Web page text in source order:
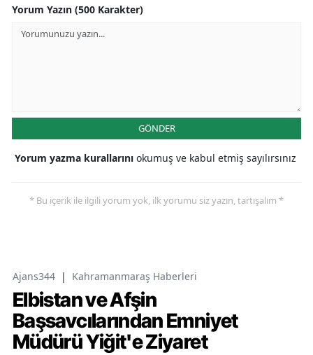
Yorum Yazın (500 Karakter)
GÖNDER
Yorum yazma kurallarını okumuş ve kabul etmiş sayılırsınız
* Bu içerik ile ilgili yorum yok, ilk yorumu siz yazın, tartışalım *
Ajans344 | Kahramanmaraş Haberleri
Elbistan ve Afşin
Başsavcılarından Emniyet
Müdürü Yiğit'e Ziyaret